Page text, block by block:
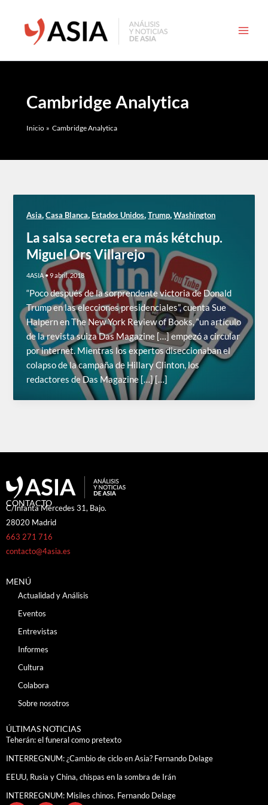
contenido
Cambridge Analytica
Inicio Cambridge Analytica
Asia,Casa Blanca, Estados Unidos,Trump,Washington
La salsa secreta era más kétchup.
Miguel Ors Villarejo
4ASIA •9 abril, 2018
“Poco después de la sorprendente victoria de Donald
Trump en las elecciones presidenciales”, cuenta Sue
Halpern en The New York Review of Books, “un artículo
de la revista suiza Das Magazine […] empezó a circular
por internet. Mientras los expertos diseccionaban el
colapso de la campaña de Hillary Clinton, los
redactores de Das Magazine […] […]
CONTACTO
C/Infanta Mercedes 31, Bajo.
28020 Madrid
663 271 716
contacto@4asia.es
MENÚ
Actualidad y Análisis
Eventos
Entrevistas
Informes
Cultura
Colabora
Sobre nosotros
ÚLTIMAS NOTICIAS
Teherán: el funeral como pretexto
INTERREGNUM: ¿Cambio de ciclo en Asia? Fernando Delage
EEUU, Rusia y China, chispas en la sombra de Irán
INTERREGNUM: Misiles chinos. Fernando Delage